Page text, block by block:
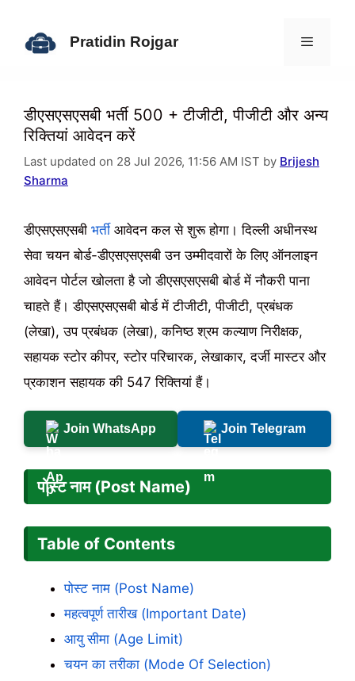
Pratidin Rojgar
डीएसएसएसबी भर्ती 500 + टीजीटी, पीजीटी और अन्य
रिक्तियां आवेदन करें
Last updated on 28 Jul 2026, 11:56 AM IST by Brijesh
Sharma
डीएसएसएसबी भर्ती आवेदन कल से शुरू होगा। दिल्ली अधीनस्थ
सेवा चयन बोर्ड-डीएसएसएसबी उन उम्मीदवारों के लिए ऑनलाइन
आवेदन पोर्टल खोलता है जो डीएसएसएसबी बोर्ड में नौकरी पाना
चाहते हैं। डीएसएसएसबी बोर्ड में टीजीटी, पीजीटी, प्रबंधक
(लेखा), उप प्रबंधक (लेखा), कनिष्ठ श्रम कल्याण निरीक्षक,
सहायक स्टोर कीपर, स्टोर परिचारक, लेखाकार, दर्जी मास्टर और
प्रकाशन सहायक की 547 रिक्तियां हैं।
Join WhatsApp Join Telegram
पोस्ट नाम (Post Name)
Table of Contents
पोस्ट नाम (Post Name)
महत्वपूर्ण तारीख (Important Date)
आयु सीमा (Age Limit)
चयन का तरीका (Mode Of Selection)